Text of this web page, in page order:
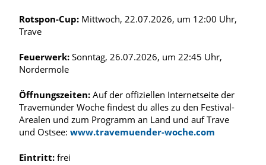
Rotspon-Cup: Mittwoch, 22.07.2026, um 12:00 Uhr,
Trave
Feuerwerk: Sonntag, 26.07.2026, um 22:45 Uhr,
Nordermole
Öffnungszeiten: Auf der offiziellen Internetseite der
Travemünder Woche findest du alles zu den Festival-
Arealen und zum Programm an Land und auf Trave
und Ostsee: www.travemuender-woche.com
Eintritt: frei